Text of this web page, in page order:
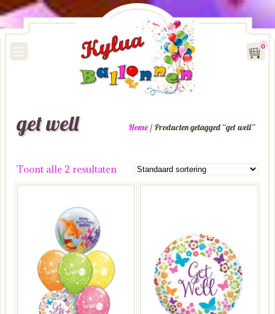
0
Home / Producten getagged “get well”
get well
Toont alle 2 resultaten